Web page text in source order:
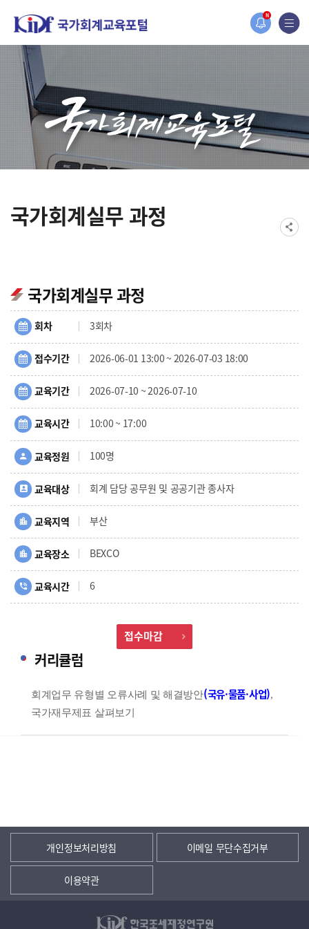
N
홈페이지가 새롭게 개편되었습니다.
한국조세재정연구원홈페이지가 새롭게 개설되었습니다.
국가회계실무 과정
국가회계실무 과정
회차 3회차
접수기간 2026-06-01 13:00 ~ 2026-07-03 18:00
교육기간 2026-07-10 ~ 2026-07-10
교육시간 10:00 ~ 17:00
교육정원 100명
교육대상 회계 담당 공무원 및 공공기관 종사자
교육지역 부산
교육장소 BEXCO
교육시간 6
접수마감
커리큘럼
회계업무 유형별 오류사례 및 해결방안(국유·물품·사업),
국가재무제표 살펴보기
개인정보처리방침 이메일 무단수집거부
이용약관